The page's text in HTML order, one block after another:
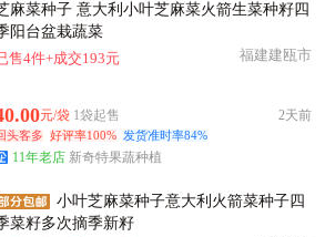
采购
连云港市吕**老板11小时前询价供应商
附近邹**老板11分钟前获取了报价
附近曹**老板16小时前询价供应商
连云港市陈**老板37分钟前看了商品
附近孟**老板15分钟前询价供应商
麻菜种子 意大利小叶芝麻菜火箭生菜种籽四
阳台盆栽蔬菜
售4件+成交193元
福建建瓯市
元/袋 1袋起售 2天前
头客多 好评率100% 发货准时率84%
11年老店 新奇特果蔬种植
小叶芝麻菜种子意大利火箭菜种子四
菜籽多次摘季新籽